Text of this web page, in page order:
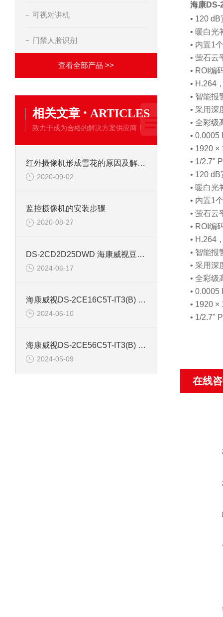
可视对讲机
门禁人脸识别
查看全部产品 >>
相关文章 · ARTICLES
致力于成为合格的解决方案供应商！
红外摄像机形成雪花的原因及解决办法
2020-09-02
监控摄像机的安装步骤
2020-08-27
DS-2CD2D25DWD 海康威视豆干型小孔摄像机
2024-06-17
海康威视DS-2CE16C5T-IT3(B) 130万红外防水同轴摄像机
2024-05-10
海康威视DS-2CE56C5T-IT3(B) 130万像素红外半球摄像机
2024-05-09
海康DS-
• 120 dB
• 暖白光
• 内置1
• 萤石云
• ROI编
• H.264
• 智能报
• 采用深
• 全彩级
• 0.0005
• 1920 ×
• 1/2.7"
• 120 dB
• 暖白光
• 内置1
• 萤石云
• ROI编
• H.264
• 智能报
• 采用深
• 全彩级
• 0.0005
• 1920 ×
• 1/2.7"
在线